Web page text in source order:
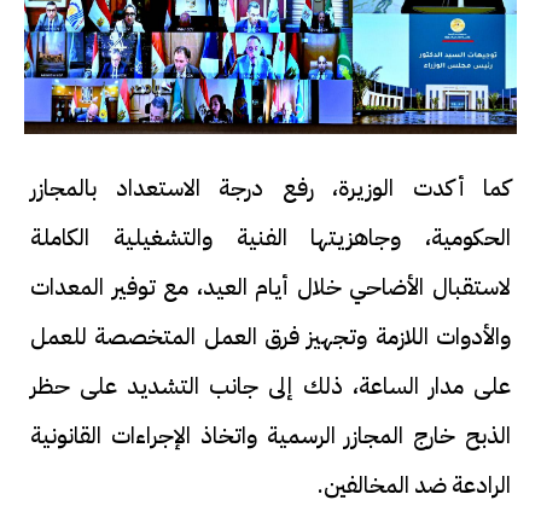
كما أكدت الوزيرة، رفع درجة الاستعداد بالمجازر
الحكومية، وجاهزيتها الفنية والتشغيلية الكاملة
لاستقبال الأضاحي خلال أيام العيد، مع توفير المعدات
والأدوات اللازمة وتجهيز فرق العمل المتخصصة للعمل
على مدار الساعة، ذلك إلى جانب التشديد على حظر
الذبح خارج المجازر الرسمية واتخاذ الإجراءات القانونية
الرادعة ضد المخالفين.